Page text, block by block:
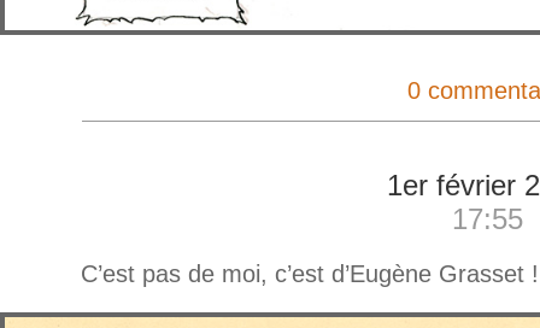
0
1er février
17:55
C’est pas de moi, c’est d’Eugène Grasset !